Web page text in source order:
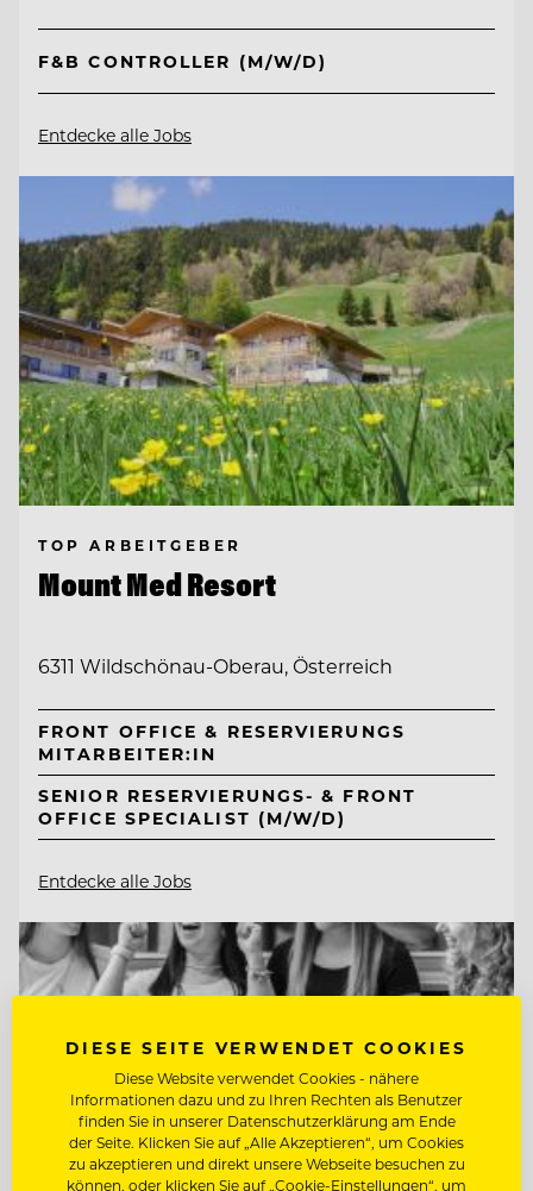
F&B CONTROLLER (M/W/D)
Entdecke alle Jobs
TOP ARBEITGEBER
Mount Med Resort
6311 Wildschönau-Oberau, Österreich
FRONT OFFICE & RESERVIERUNGS
MITARBEITER:IN
SENIOR RESERVIERUNGS- & FRONT
OFFICE SPECIALIST (M/W/D)
Entdecke alle Jobs
DIESE SEITE VERWENDET COOKIES
Diese Website verwendet Cookies - nähere
Informationen dazu und zu Ihren Rechten als Benutzer
finden Sie in unserer Datenschutzerklärung am Ende
der Seite. Klicken Sie auf „Alle Akzeptieren“, um Cookies
zu akzeptieren und direkt unsere Webseite besuchen zu
können, oder klicken Sie auf „Cookie-Einstellungen“, um